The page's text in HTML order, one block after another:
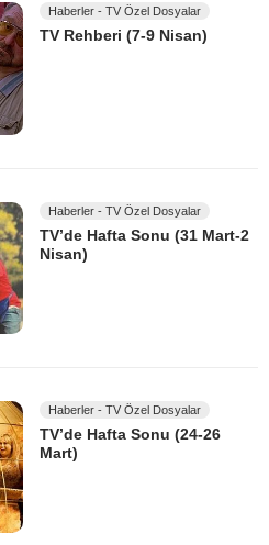
Haberler - TV Özel Dosyalar
TV Rehberi (7-9 Nisan)
Haberler - TV Özel Dosyalar
TV’de Hafta Sonu (31 Mart-2
Nisan)
Haberler - TV Özel Dosyalar
TV’de Hafta Sonu (24-26
Mart)